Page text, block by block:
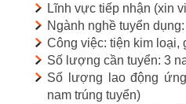
Lĩnh vực tiếp nhận (xin
Ngành nghề tuyển dụng:
Công việc: tiện kim loại,
Số lượng cần tuyển: 3
Số lượng lao động
nam trúng tuyển)